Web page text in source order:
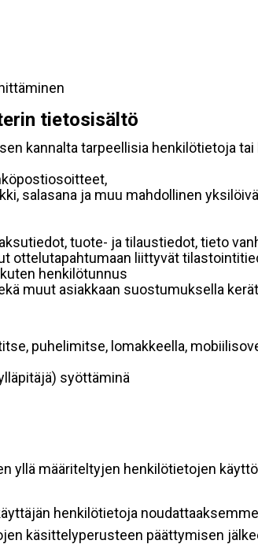
tietosisältö
kannalta tarpeellisia henkilötietoja
salasana ja muu mahdollinen
tuote- ja tilaustiedot, tieto
ottelutapahtumaan liittyvät
henkilötunnus
muut asiakkaan suostumuksella
puhelimitse, lomakkeella,
syöttäminä
yllä määriteltyjen henkilötietojen
henkilötietoja
käsittelyperusteen päättymisen